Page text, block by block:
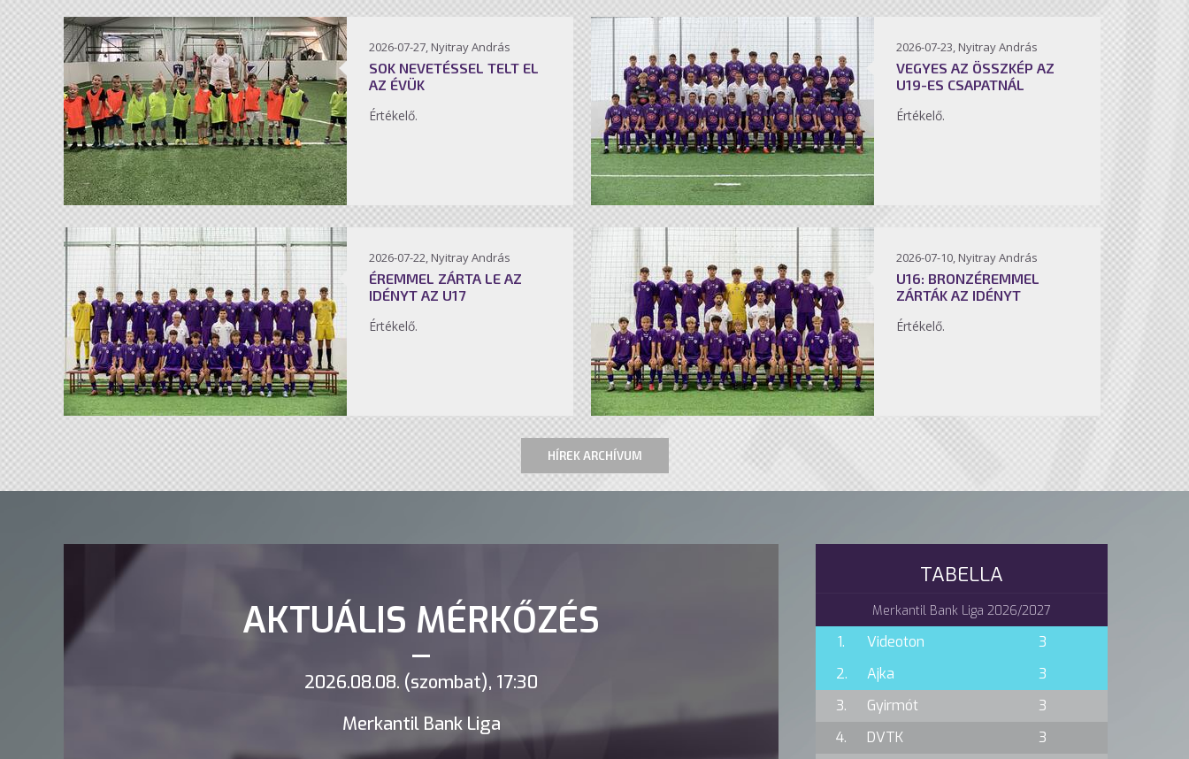
2026-07-27, Nyitray András
SOK NEVETÉSSEL TELT EL
AZ ÉVÜK
Értékelő.
2026-07-23, Nyitray András
VEGYES AZ ÖSSZKÉP AZ
U19-ES CSAPATNÁL
Értékelő.
2026-07-22, Nyitray András
ÉREMMEL ZÁRTA LE AZ
IDÉNYT AZ U17
Értékelő.
2026-07-10, Nyitray András
U16: BRONZÉREMMEL
ZÁRTÁK AZ IDÉNYT
Értékelő.
HÍREK ARCHÍVUM
AKTUÁLIS MÉRKŐZÉS
2026.08.08. (szombat), 17:30
Merkantil Bank Liga
TABELLA
Merkantil Bank Liga 2026/2027
1. Videoton
3
2.
Ajka
3
3.
Gyirmót
3
4.
DVTK
3